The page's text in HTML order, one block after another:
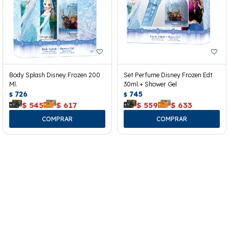
Body Splash Disney Frozen 200
Ml.
$ 726
$ 545 $ 617
Set Perfume Disney Frozen Edt
30ml.+ Shower Gel
$ 745
$ 559 $ 633